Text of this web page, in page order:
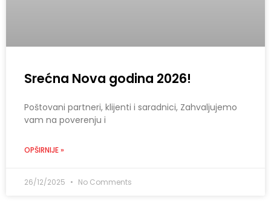
Srećna Nova godina 2026!
Poštovani partneri, klijenti i saradnici, Zahvaljujemo
vam na poverenju i
OPŠIRNIJE »
26/12/2025 No Comments